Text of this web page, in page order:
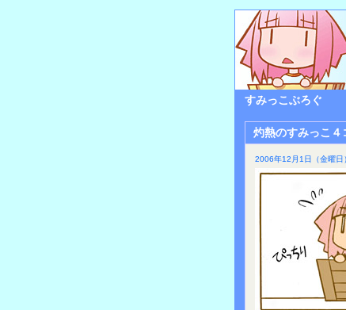
すみっこぶろぐ
灼熱のすみっこ４
2006年12月1日（金曜日